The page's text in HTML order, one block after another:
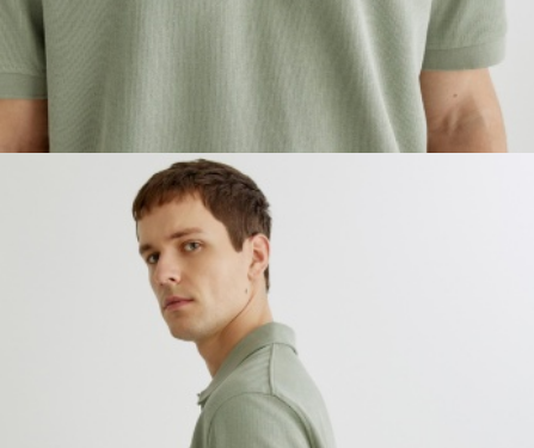
ОДЕЖДА
АКСЕССУАРЫ
ОБУВЬ
SELA × МАЛЕНЬКИЙ ПРИНЦ
ПРИМЕРИТЬ ОНЛАЙН
SELA × ЧЕБУРАШКА
SELA × СОЮЗМУЛЬТФИЛЬМ
SELA.PREMIUM
СКОРО В ПРОДАЖЕ
РАСПРОДАЖА ДО -60%